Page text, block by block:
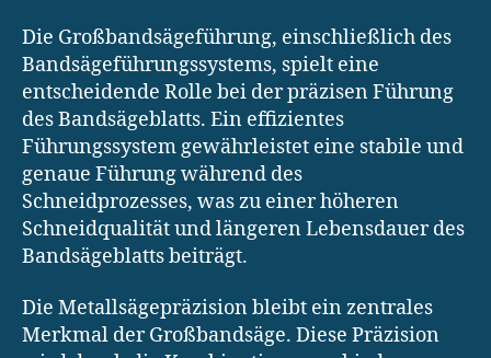
Die Großbandsägeführung, einschließlich des
Bandsägeführungssystems, spielt eine
entscheidende Rolle bei der präzisen Führung
des Bandsägeblatts. Ein effizientes
Führungssystem gewährleistet eine stabile und
genaue Führung während des
Schneidprozesses, was zu einer höheren
Schneidqualität und längeren Lebensdauer des
Bandsägeblatts beiträgt.
Die Metallsägepräzision bleibt ein zentrales
Merkmal der Großbandsäge. Diese Präzision